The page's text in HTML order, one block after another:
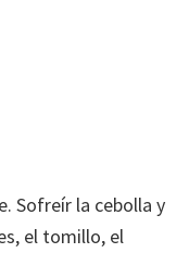
Sofreír la cebolla y
el tomillo, el